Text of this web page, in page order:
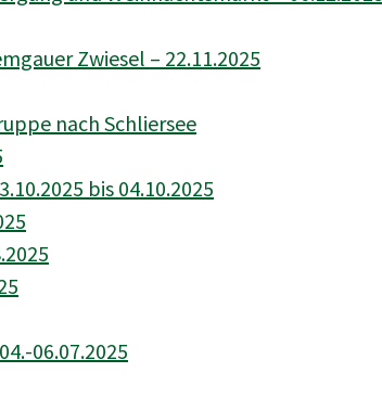
Zwiesel – 22.11.2025
nach Schliersee
bis 04.10.2025
06.07.2025